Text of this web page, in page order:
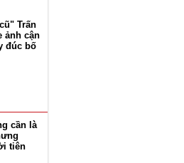
Trấn
ảnh cận
đúc bố
cần là
tiên